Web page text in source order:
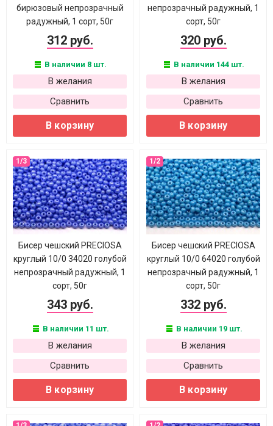
бирюзовый непрозрачный
радужный, 1 сорт, 50г
312 руб.
В наличии 8 шт.
В желания
Сравнить
В корзину
непрозрачный радужный, 1
сорт, 50г
320 руб.
В наличии 144 шт.
В желания
Сравнить
В корзину
Бисер чешский PRECIOSA
круглый 10/0 34020 голубой
непрозрачный радужный, 1
сорт, 50г
343 руб.
В наличии 11 шт.
В желания
Сравнить
В корзину
Бисер чешский PRECIOSA
круглый 10/0 64020 голубой
непрозрачный радужный, 1
сорт, 50г
332 руб.
В наличии 19 шт.
В желания
Сравнить
В корзину